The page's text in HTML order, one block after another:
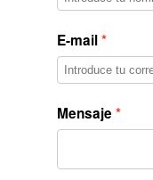
E-mail
Mensaje